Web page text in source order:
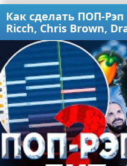
Как сделать ПОП-Рэп
Ricch, Chris Brown,